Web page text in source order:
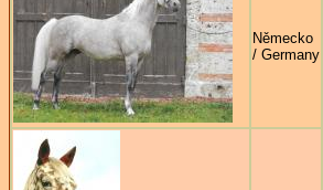
Německo
/ Germany